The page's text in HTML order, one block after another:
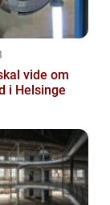
vide om
i Helsinge